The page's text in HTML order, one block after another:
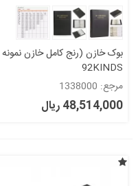
92KINDS
مرجع: 1338000
48,514,000 ریال